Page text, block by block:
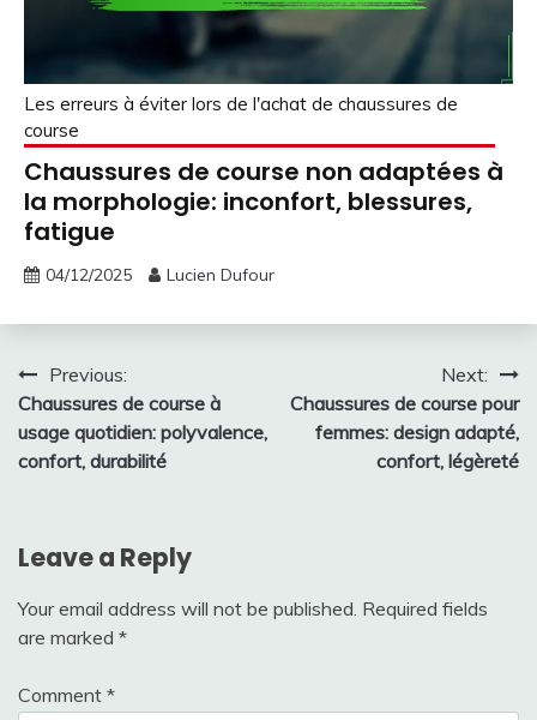
Les erreurs à éviter lors de l'achat de chaussures de
course
Chaussures de course non adaptées à
la morphologie: inconfort, blessures,
fatigue
04/12/2025 Lucien Dufour
Post
navigation
Previous:
Chaussures de course à
usage quotidien: polyvalence,
confort, durabilité
Next:
Chaussures de course pour
femmes: design adapté,
confort, légèreté
Leave a Reply
Your email address will not be published. Required fields
are marked *
Comment *